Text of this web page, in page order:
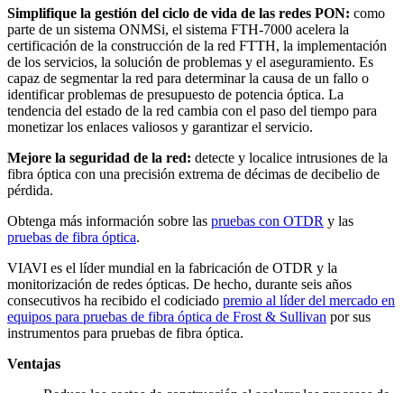
Simplifique la gestión del ciclo de vida de las redes PON: como
parte de un sistema ONMSi, el sistema FTH-7000 acelera la
certificación de la construcción de la red FTTH, la implementación
de los servicios, la solución de problemas y el aseguramiento. Es
capaz de segmentar la red para determinar la causa de un fallo o
identificar problemas de presupuesto de potencia óptica. La
tendencia del estado de la red cambia con el paso del tiempo para
monetizar los enlaces valiosos y garantizar el servicio.
Mejore la seguridad de la red: detecte y localice intrusiones de la
fibra óptica con una precisión extrema de décimas de decibelio de
pérdida.
Obtenga más información sobre las pruebas con OTDR y las
pruebas de fibra óptica.
VIAVI es el líder mundial en la fabricación de OTDR y la
monitorización de redes ópticas. De hecho, durante seis años
consecutivos ha recibido el codiciado premio al líder del mercado en
equipos para pruebas de fibra óptica de Frost & Sullivan por sus
instrumentos para pruebas de fibra óptica.
Ventajas